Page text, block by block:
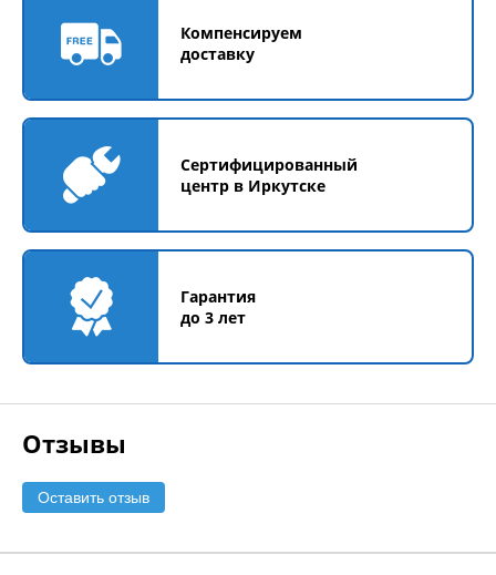
Компенсируем
доставку
Сертифицированный
центр в Иркутске
Гарантия
до 3 лет
Отзывы
Оставить отзыв